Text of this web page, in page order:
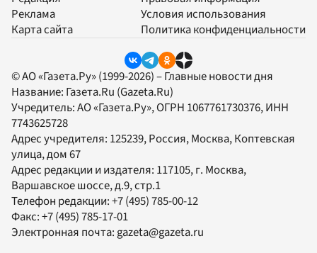
Реклама
Карта сайта
Условия использования
Политика конфиденциальности
© АО «Газета.Ру» (1999-2026) – Главные новости дня
Название: Газета.Ru (Gazeta.Ru)
Учредитель:АО «Газета.Ру», ОГРН 1067761730376, ИНН
7743625728
Адрес учредителя: 125239, Россия, Москва, Коптевская
улица, дом 67
Адрес редакции и издателя: 117105, г. Москва,
Варшавское шоссе, д.9, стр.1
Телефон редакции:+7 (495) 785-00-12
Факс:+7 (495) 785-17-01
Электронная почта:gazeta@gazeta.ru